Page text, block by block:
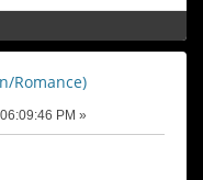
Romance)
PM »